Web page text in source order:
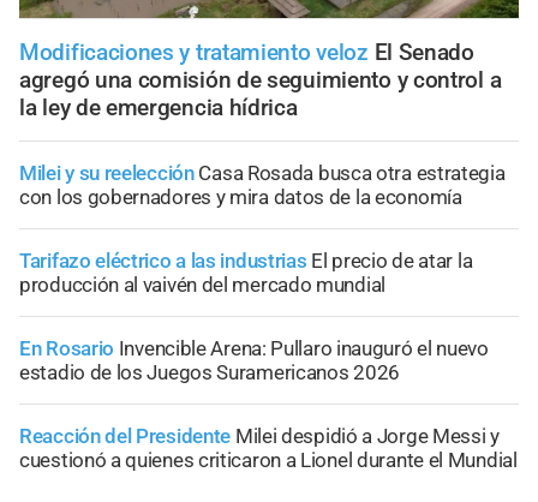
Modificaciones y tratamiento veloz El Senado
agregó una comisión de seguimiento y control a
la ley de emergencia hídrica
Milei y su reelección Casa Rosada busca otra estrategia
con los gobernadores y mira datos de la economía
Tarifazo eléctrico a las industrias El precio de atar la
producción al vaivén del mercado mundial
En Rosario Invencible Arena: Pullaro inauguró el nuevo
estadio de los Juegos Suramericanos 2026
Reacción del Presidente Milei despidió a Jorge Messi y
cuestionó a quienes criticaron a Lionel durante el Mundial